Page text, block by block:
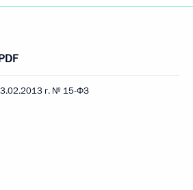
г. № 15-ФЗ